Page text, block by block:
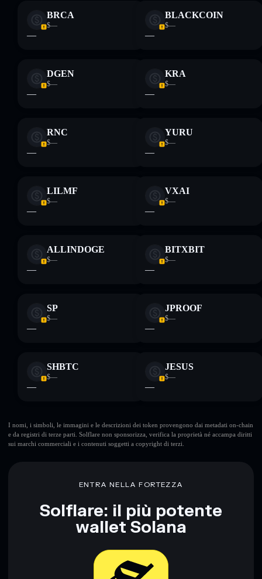
rugcheck.xyz.
BRCA
$—
—
BLACKCOIN
$—
—
DGEN
$—
—
KRA
$—
—
RNC
$—
—
YURU
$—
—
LILMF
$—
—
VXAI
$—
—
ALLINDOGE
$—
—
BITXBIT
$—
—
SP
$—
—
JPROOF
$—
—
SHBTC
$—
—
JESUS
$—
—
I nomi, i simboli, le immagini e le descrizioni dei token provengono dai metadati on-chain
e da registri di terze parti. Solflare non sponsorizza, verifica la proprietà né accampa diritti
sui marchi commerciali e i contenuti soggetti a copyright di terzi.
ENTRA NELLA FORTEZZA
Solflare: il più potente
wallet Solana